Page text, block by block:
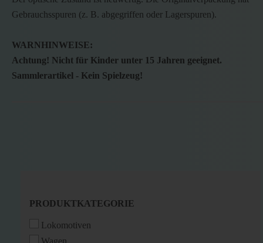
Gebrauchsspuren (z. B. abgegriffen oder Lagerspuren).
WARNHINWEISE:
Achtung! Nicht für Kinder unter 15 Jahren geeignet.
Sammlerartikel - Kein Spielzeug!
PRODUKTKATEGORIE
PRODUKTKATEGORIE
Lokomotiven
Wagen